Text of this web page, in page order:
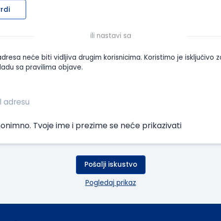
ili nastavi sa
neće biti vidljiva drugim korisnicima. Koristimo je isključivo
sa pravilima objave.
Tvoje ime i prezime se neće prikazivati
Pošalji iskustvo
Pogledaj prikaz